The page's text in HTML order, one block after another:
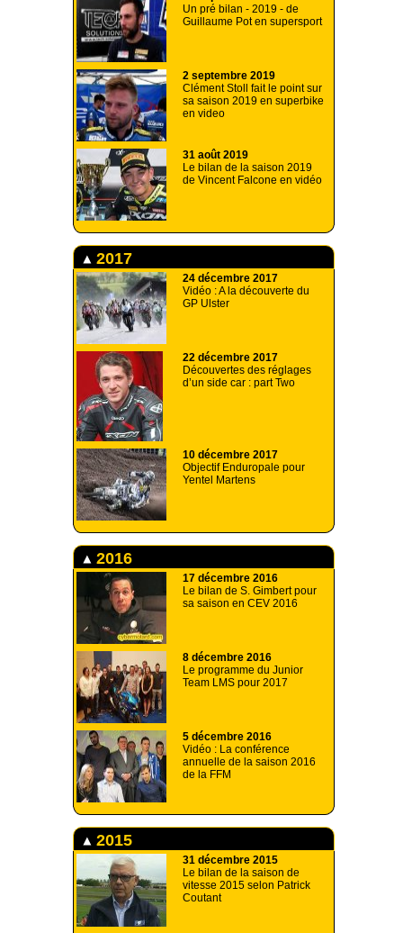
Un pré bilan - 2019 - de
Guillaume Pot en supersport
2 septembre 2019
Clément Stoll fait le point sur
sa saison 2019 en superbike
en video
31 août 2019
Le bilan de la saison 2019
de Vincent Falcone en vidéo
2017
24 décembre 2017
Vidéo : A la découverte du
GP Ulster
22 décembre 2017
Découvertes des réglages
d’un side car : part Two
10 décembre 2017
Objectif Enduropale pour
Yentel Martens
2016
17 décembre 2016
Le bilan de S. Gimbert pour
sa saison en CEV 2016
8 décembre 2016
Le programme du Junior
Team LMS pour 2017
5 décembre 2016
Vidéo : La conférence
annuelle de la saison 2016
de la FFM
2015
31 décembre 2015
Le bilan de la saison de
vitesse 2015 selon Patrick
Coutant